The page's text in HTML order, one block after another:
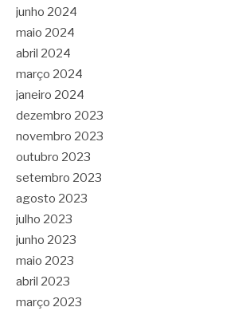
junho 2024
maio 2024
abril 2024
março 2024
janeiro 2024
dezembro 2023
novembro 2023
outubro 2023
setembro 2023
agosto 2023
julho 2023
junho 2023
maio 2023
abril 2023
março 2023